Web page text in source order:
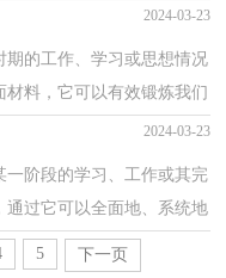
现不知...
2024-03-23
的工作、学习或思想情况
料，它可以有效锻炼我们
总结哦。...
2024-03-23
一阶段的学习、工作或其完
通过它可以全面地、系统地
来学习写...
5
下一页